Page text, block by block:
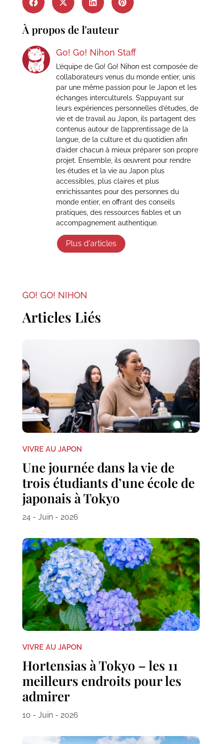
À propos de l'auteur
Go! Go! Nihon Staff
L’équipe de Go! Go! Nihon est composée de
collaborateurs venus du monde entier, unis
par une même passion pour le Japon et les
échanges interculturels. S’appuyant sur
leurs expériences personnelles d’études, de
vie et de travail au Japon, ils partagent des
contenus autour de l’apprentissage de la
langue, de la culture et du quotidien afin
d’aider chacun à mieux préparer son propre
projet. Ensemble, ils œuvrent pour rendre
les études et la vie au Japon plus
accessibles, plus claires et plus
enrichissantes pour des personnes du
monde entier, en offrant des conseils
pratiques, des ressources fiables et un
accompagnement authentique.
Plus d'articles
GO! GO! NIHON
Articles Liés
VIVRE AU JAPON
Une journée dans la vie de
trois étudiants d’une école de
japonais à Tokyo
24 - Juin - 2026
VIVRE AU JAPON
Hortensias à Tokyo – les 11
meilleurs endroits pour les
admirer
10 - Juin - 2026